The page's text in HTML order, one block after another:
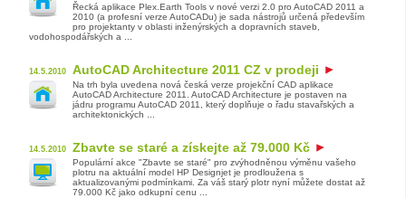
Řecká aplikace Plex.Earth Tools v nové verzi 2.0 pro AutoCAD 2011 a
2010 (a profesní verze AutoCADu) je sada nástrojů určená především
pro projektanty v oblasti inženýrských a dopravních staveb,
vodohospodářských a ...
14.5.2010 AutoCAD Architecture 2011 CZ v prodeji
Na trh byla uvedena nová česká verze projekční CAD aplikace
AutoCAD Architecture 2011. AutoCAD Architecture je postaven na
jádru programu AutoCAD 2011, který doplňuje o řadu stavařských a
architektonických ...
14.5.2010 Zbavte se staré a získejte až 79.000 Kč
Populární akce "Zbavte se staré" pro zvýhodněnou výměnu vašeho
plotru na aktuální model HP Designjet je prodloužena s
aktualizovanými podmínkami. Za váš starý plotr nyní můžete dostat až
79.000 Kč jako odkupní cenu ...